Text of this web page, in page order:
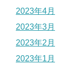
2023年4月
2023年3月
2023年2月
2023年1月